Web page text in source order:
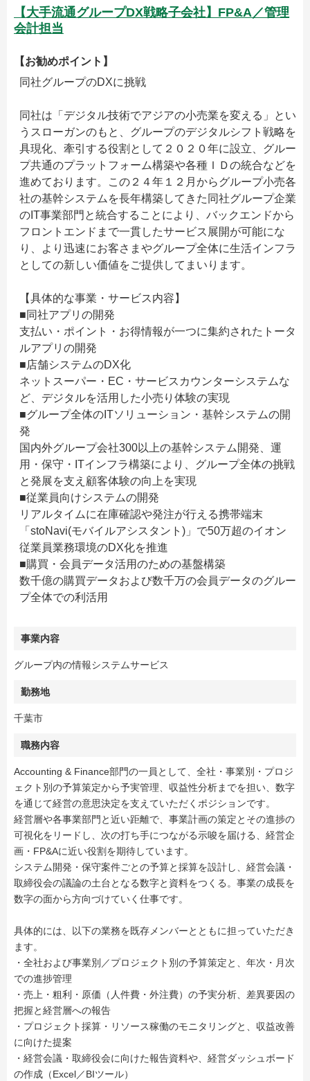
【大手流通グループDX戦略子会社】FP&A／管理
会計担当
【お勧めポイント】
同社グループのDXに挑戦
同社は「デジタル技術でアジアの小売業を変える」とい
うスローガンのもと、グループのデジタルシフト戦略を
具現化、牽引する役割として２０２０年に設立、グルー
プ共通のプラットフォーム構築や各種ＩＤの統合などを
進めております。この２４年１２月からグループ小売各
社の基幹システムを長年構築してきた同社グループ企業
のIT事業部門と統合することにより、バックエンドから
フロントエンドまで一貫したサービス展開が可能にな
り、より迅速にお客さまやグループ全体に生活インフラ
としての新しい価値をご提供してまいります。
【具体的な事業・サービス内容】
■同社アプリの開発
支払い・ポイント・お得情報が一つに集約されたトータ
ルアプリの開発
■店舗システムのDX化
ネットスーパー・EC・サービスカウンターシステムな
ど、デジタルを活用した小売り体験の実現
■グループ全体のITソリューション・基幹システムの開
発
国内外グループ会社300以上の基幹システム開発、運
用・保守・ITインフラ構築により、グループ全体の挑戦
と発展を支え顧客体験の向上を実現
■従業員向けシステムの開発
リアルタイムに在庫確認や発注が行える携帯端末
「stoNavi(モバイルアシスタント)」で50万超のイオン
従業員業務環境のDX化を推進
■購買・会員データ活用のための基盤構築
数千億の購買データおよび数千万の会員データのグルー
プ全体での利活用
事業内容
グループ内の情報システムサービス
勤務地
千葉市
職務内容
Accounting & Finance部門の一員として、全社・事業別・プロジ
ェクト別の予算策定から予実管理、収益性分析までを担い、数字
を通じて経営の意思決定を支えていただくポジションです。
経営層や各事業部門と近い距離で、事業計画の策定とその進捗の
可視化をリードし、次の打ち手につながる示唆を届ける、経営企
画・FP&Aに近い役割を期待しています。
システム開発・保守案件ごとの予算と採算を設計し、経営会議・
取締役会の議論の土台となる数字と資料をつくる。事業の成長を
数字の面から方向づけていく仕事です。
具体的には、以下の業務を既存メンバーとともに担っていただき
ます。
・全社および事業別／プロジェクト別の予算策定と、年次・月次
での進捗管理
・売上・粗利・原価（人件費・外注費）の予実分析、差異要因の
把握と経営層への報告
・プロジェクト採算・リソース稼働のモニタリングと、収益改善
に向けた提案
・経営会議・取締役会に向けた報告資料や、経営ダッシュボード
の作成（Excel／BIツール）